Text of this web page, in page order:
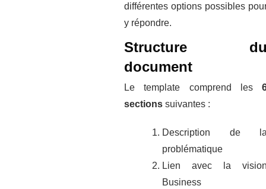
différentes options possibles
y répondre.
Structure
document
Le template comprend les
sections suivantes :
Description de
problématique
Lien avec la
Business